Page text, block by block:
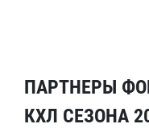
ПАРТНЕРЫ
КХЛ СЕЗОНА